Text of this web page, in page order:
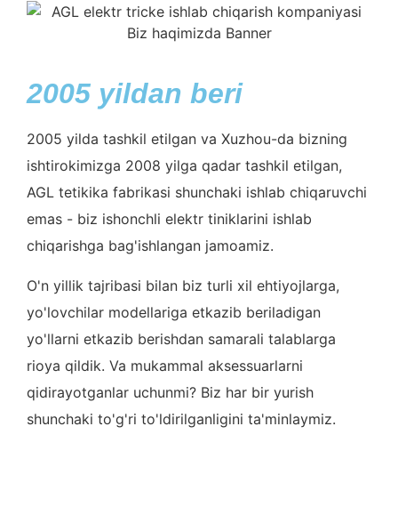
2005 yildan beri
2005 yilda tashkil etilgan va Xuzhou-da bizning
ishtirokimizga 2008 yilga qadar tashkil etilgan,
AGL tetikika fabrikasi shunchaki ishlab chiqaruvchi
emas - biz ishonchli elektr tiniklarini ishlab
chiqarishga bag'ishlangan jamoamiz.
O'n yillik tajribasi bilan biz turli xil ehtiyojlarga,
yo'lovchilar modellariga etkazib beriladigan
yo'llarni etkazib berishdan samarali talablarga
rioya qildik. Va mukammal aksessuarlarni
qidirayotganlar uchunmi? Biz har bir yurish
shunchaki to'g'ri to'ldirilganligini ta'minlaymiz.